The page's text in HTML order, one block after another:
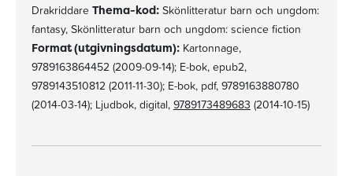
Drakriddare Thema-kod: Skönlitteratur barn och ungdom:
fantasy, Skönlitteratur barn och ungdom: science fiction
Format (utgivningsdatum): Kartonnage,
9789163864452 (2009-09-14); E-bok, epub2,
9789143510812 (2011-11-30); E-bok, pdf, 9789163880780
(2014-03-14); Ljudbok, digital, 9789173489683 (2014-10-15)